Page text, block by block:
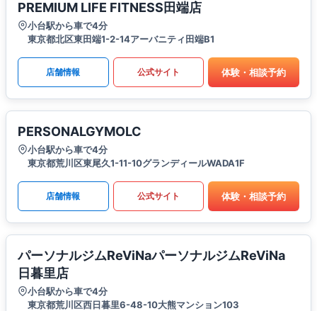
PREMIUM LIFE FITNESS田端店
小台駅から車で4分
東京都北区東田端1-2-14アーバニティ田端B1
店舗情報 公式サイト 体験・相談予約
PERSONALGYMOLC
小台駅から車で4分
東京都荒川区東尾久1-11-10グランディールWADA1F
店舗情報 公式サイト 体験・相談予約
パーソナルジムReViNaパーソナルジムReViNa
日暮里店
小台駅から車で4分
東京都荒川区西日暮里6-48-10大熊マンション103